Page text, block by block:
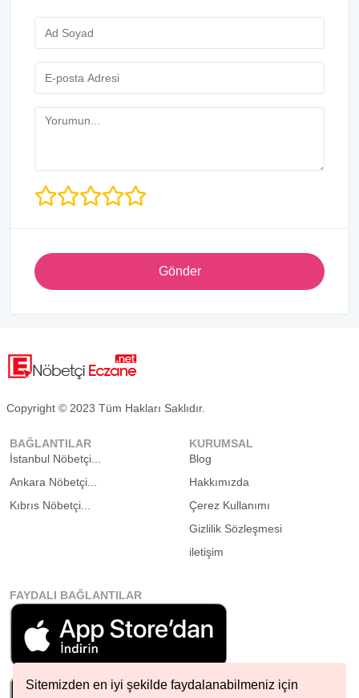
Sitemizden en iyi şekilde faydalanabilmeniz için
Gönder
Copyright © 2023 Tüm Hakları Saklıdır.
BAĞLANTILAR
İstanbul Nöbetçi...
Ankara Nöbetçi...
Kıbrıs Nöbetçi...
KURUMSAL
Blog
Hakkımızda
Çerez Kullanımı
Gizlilik Sözleşmesi
iletişim
FAYDALI BAĞLANTILAR